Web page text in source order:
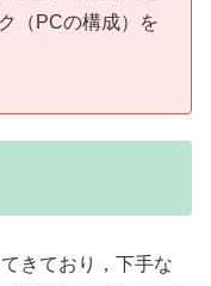
（PCの構成）を
きており，下手な